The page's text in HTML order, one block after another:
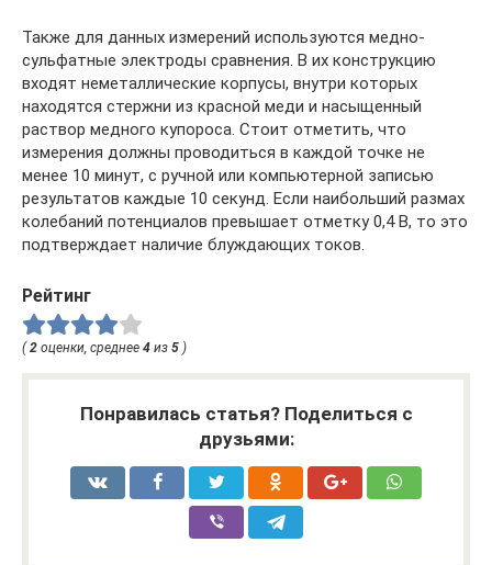
Также для данных измерений используются медно-
сульфатные электроды сравнения. В их конструкцию
входят неметаллические корпусы, внутри которых
находятся стержни из красной меди и насыщенный
раствор медного купороса. Стоит отметить, что
измерения должны проводиться в каждой точке не
менее 10 минут, с ручной или компьютерной записью
результатов каждые 10 секунд. Если наибольший размах
колебаний потенциалов превышает отметку 0,4 В, то это
подтверждает наличие блуждающих токов.
Рейтинг
(2 оценки, среднее 4 из 5 )
Понравилась статья? Поделиться с
друзьями: